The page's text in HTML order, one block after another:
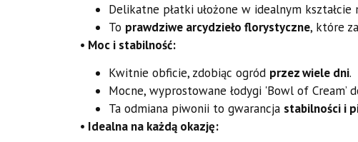
Delikatne płatki ułożone w idealnym kształcie
To prawdziwe arcydzieło florystyczne, które
• Moc i stabilność:
Kwitnie obficie, zdobiąc ogród przez wiele dni.
Mocne, wyprostowane łodygi 'Bowl of
Ta odmiana piwonii to gwarancja stabilności i
• Idealna na każdą okazję: